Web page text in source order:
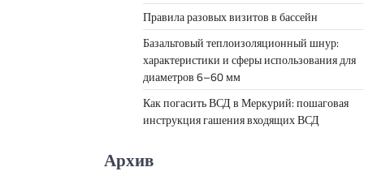
Правила разовых визитов в бассейн
Базальтовый теплоизоляционный шнур:
характеристики и сферы использования для
диаметров 6–60 мм
Как погасить ВСД в Меркурий: пошаговая
инструкция гашения входящих ВСД
Архив